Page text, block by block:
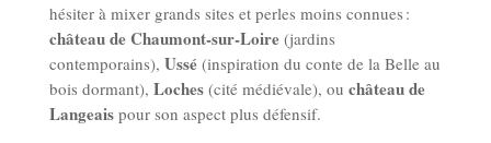
hésiter à mixer grands sites et perles moins connues :
château de Chaumont-sur-Loire (jardins
contemporains), Ussé (inspiration du conte de la Belle au
bois dormant), Loches (cité médiévale), ou château de
Langeaispour son aspect plus défensif.